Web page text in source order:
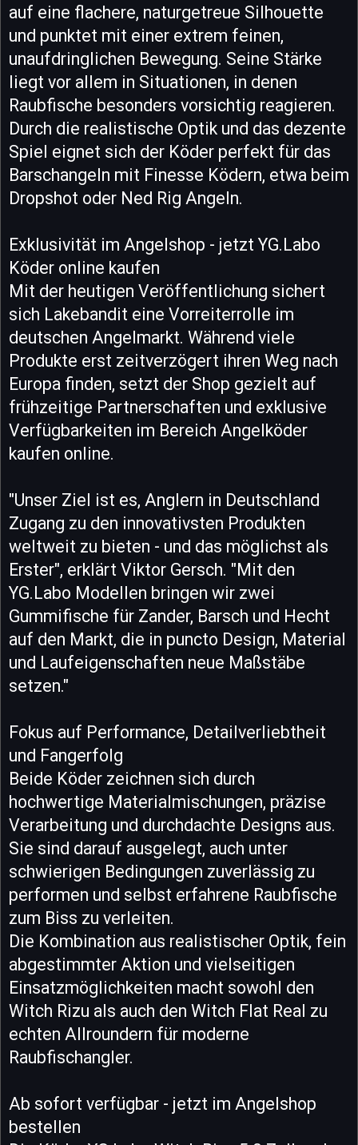
auf eine flachere, naturgetreue Silhouette
und punktet mit einer extrem feinen,
unaufdringlichen Bewegung. Seine Stärke
liegt vor allem in Situationen, in denen
Raubfische besonders vorsichtig reagieren.
Durch die realistische Optik und das dezente
Spiel eignet sich der Köder perfekt für das
Barschangeln mit Finesse Ködern, etwa beim
Dropshot oder Ned Rig Angeln.
Exklusivität im Angelshop - jetzt YG.Labo
Köder online kaufen
Mit der heutigen Veröffentlichung sichert
sich Lakebandit eine Vorreiterrolle im
deutschen Angelmarkt. Während viele
Produkte erst zeitverzögert ihren Weg nach
Europa finden, setzt der Shop gezielt auf
frühzeitige Partnerschaften und exklusive
Verfügbarkeiten im Bereich Angelköder
kaufen online.
"Unser Ziel ist es, Anglern in Deutschland
Zugang zu den innovativsten Produkten
weltweit zu bieten - und das möglichst als
Erster", erklärt Viktor Gersch. "Mit den
YG.Labo Modellen bringen wir zwei
Gummifische für Zander, Barsch und Hecht
auf den Markt, die in puncto Design, Material
und Laufeigenschaften neue Maßstäbe
setzen."
Fokus auf Performance, Detailverliebtheit
und Fangerfolg
Beide Köder zeichnen sich durch
hochwertige Materialmischungen, präzise
Verarbeitung und durchdachte Designs aus.
Sie sind darauf ausgelegt, auch unter
schwierigen Bedingungen zuverlässig zu
performen und selbst erfahrene Raubfische
zum Biss zu verleiten.
Die Kombination aus realistischer Optik, fein
abgestimmter Aktion und vielseitigen
Einsatzmöglichkeiten macht sowohl den
Witch Rizu als auch den Witch Flat Real zu
echten Allroundern für moderne
Raubfischangler.
Ab sofort verfügbar - jetzt im Angelshop
bestellen